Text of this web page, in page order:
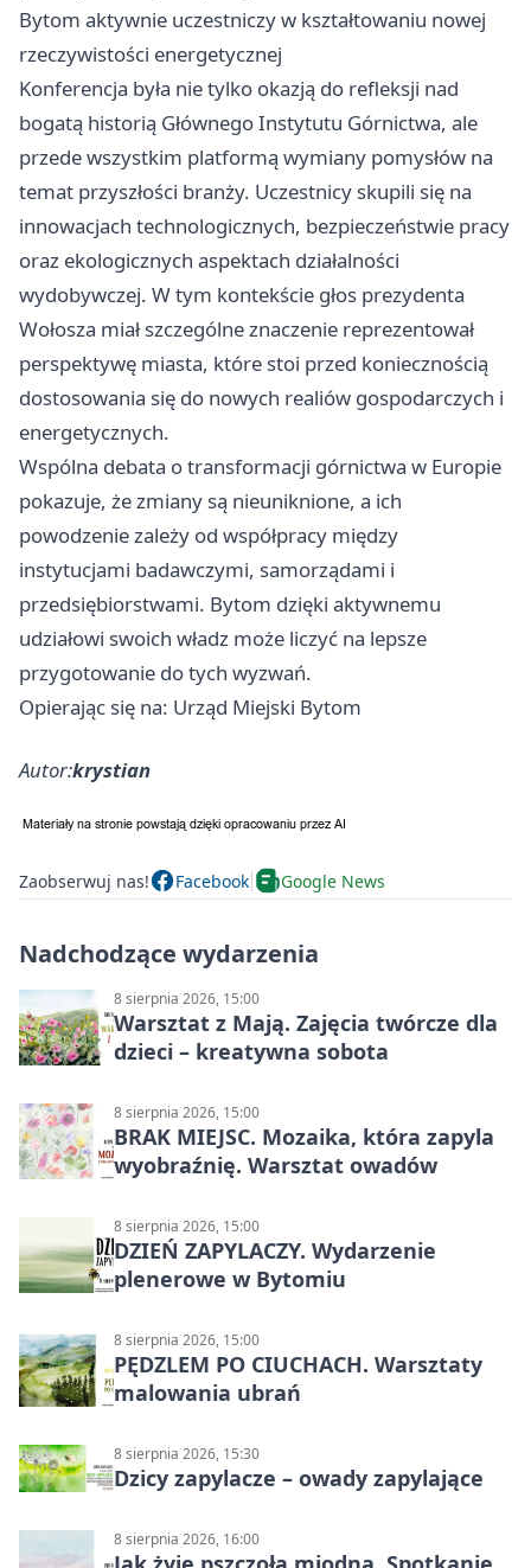
Bytom aktywnie uczestniczy w kształtowaniu nowej
rzeczywistości energetycznej
Konferencja była nie tylko okazją do refleksji nad
bogatą historią Głównego Instytutu Górnictwa, ale
przede wszystkim platformą wymiany pomysłów na
temat przyszłości branży. Uczestnicy skupili się na
innowacjach technologicznych, bezpieczeństwie pracy
oraz ekologicznych aspektach działalności
wydobywczej. W tym kontekście głos prezydenta
Wołosza miał szczególne znaczenie reprezentował
perspektywę miasta, które stoi przed koniecznością
dostosowania się do nowych realiów gospodarczych i
energetycznych.
Wspólna debata o transformacji górnictwa w Europie
pokazuje, że zmiany są nieuniknione, a ich
powodzenie zależy od współpracy między
instytucjami badawczymi, samorządami i
przedsiębiorstwami. Bytom dzięki aktywnemu
udziałowi swoich władz może liczyć na lepsze
przygotowanie do tych wyzwań.
Opierając się na: Urząd Miejski Bytom
Autor:krystian
Zaobserwuj nas! Facebook Google News
Nadchodzące wydarzenia
8 sierpnia 2026, 15:00
Warsztat z Mają. Zajęcia twórcze dla
dzieci – kreatywna sobota
8 sierpnia 2026, 15:00
BRAK MIEJSC. Mozaika, która zapyla
wyobraźnię. Warsztat owadów
8 sierpnia 2026, 15:00
DZIEŃ ZAPYLACZY. Wydarzenie
plenerowe w Bytomiu
8 sierpnia 2026, 15:00
PĘDZLEM PO CIUCHACH. Warsztaty
malowania ubrań
8 sierpnia 2026, 15:30
Dzicy zapylacze – owady zapylające
8 sierpnia 2026, 16:00